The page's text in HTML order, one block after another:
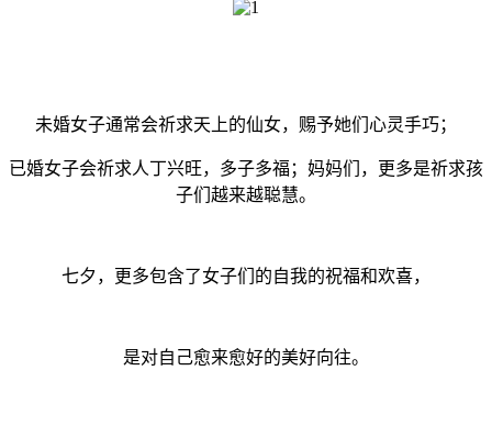
未婚女子通常会祈求天上的仙女，赐予她们心灵手巧；
已婚女子会祈求人丁兴旺，多子多福；妈妈们，更多是祈求孩
子们越来越聪慧。
七夕，更多包含了女子们的自我的祝福和欢喜，
是对自己愈来愈好的美好向往。